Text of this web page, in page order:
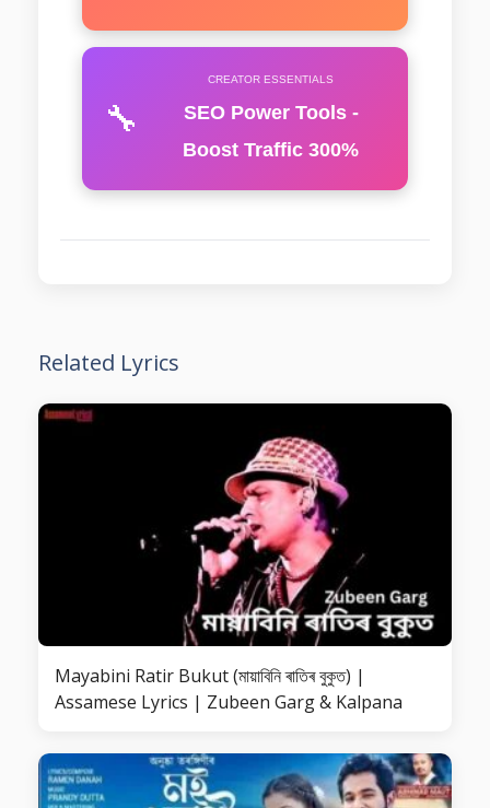
🔧
CREATOR ESSENTIALS
SEO Power Tools -
Boost Traffic 300%
Related Lyrics
Mayabini Ratir Bukut (মায়াবিনি ৰাতিৰ বুকুত) |
Assamese Lyrics | Zubeen Garg & Kalpana